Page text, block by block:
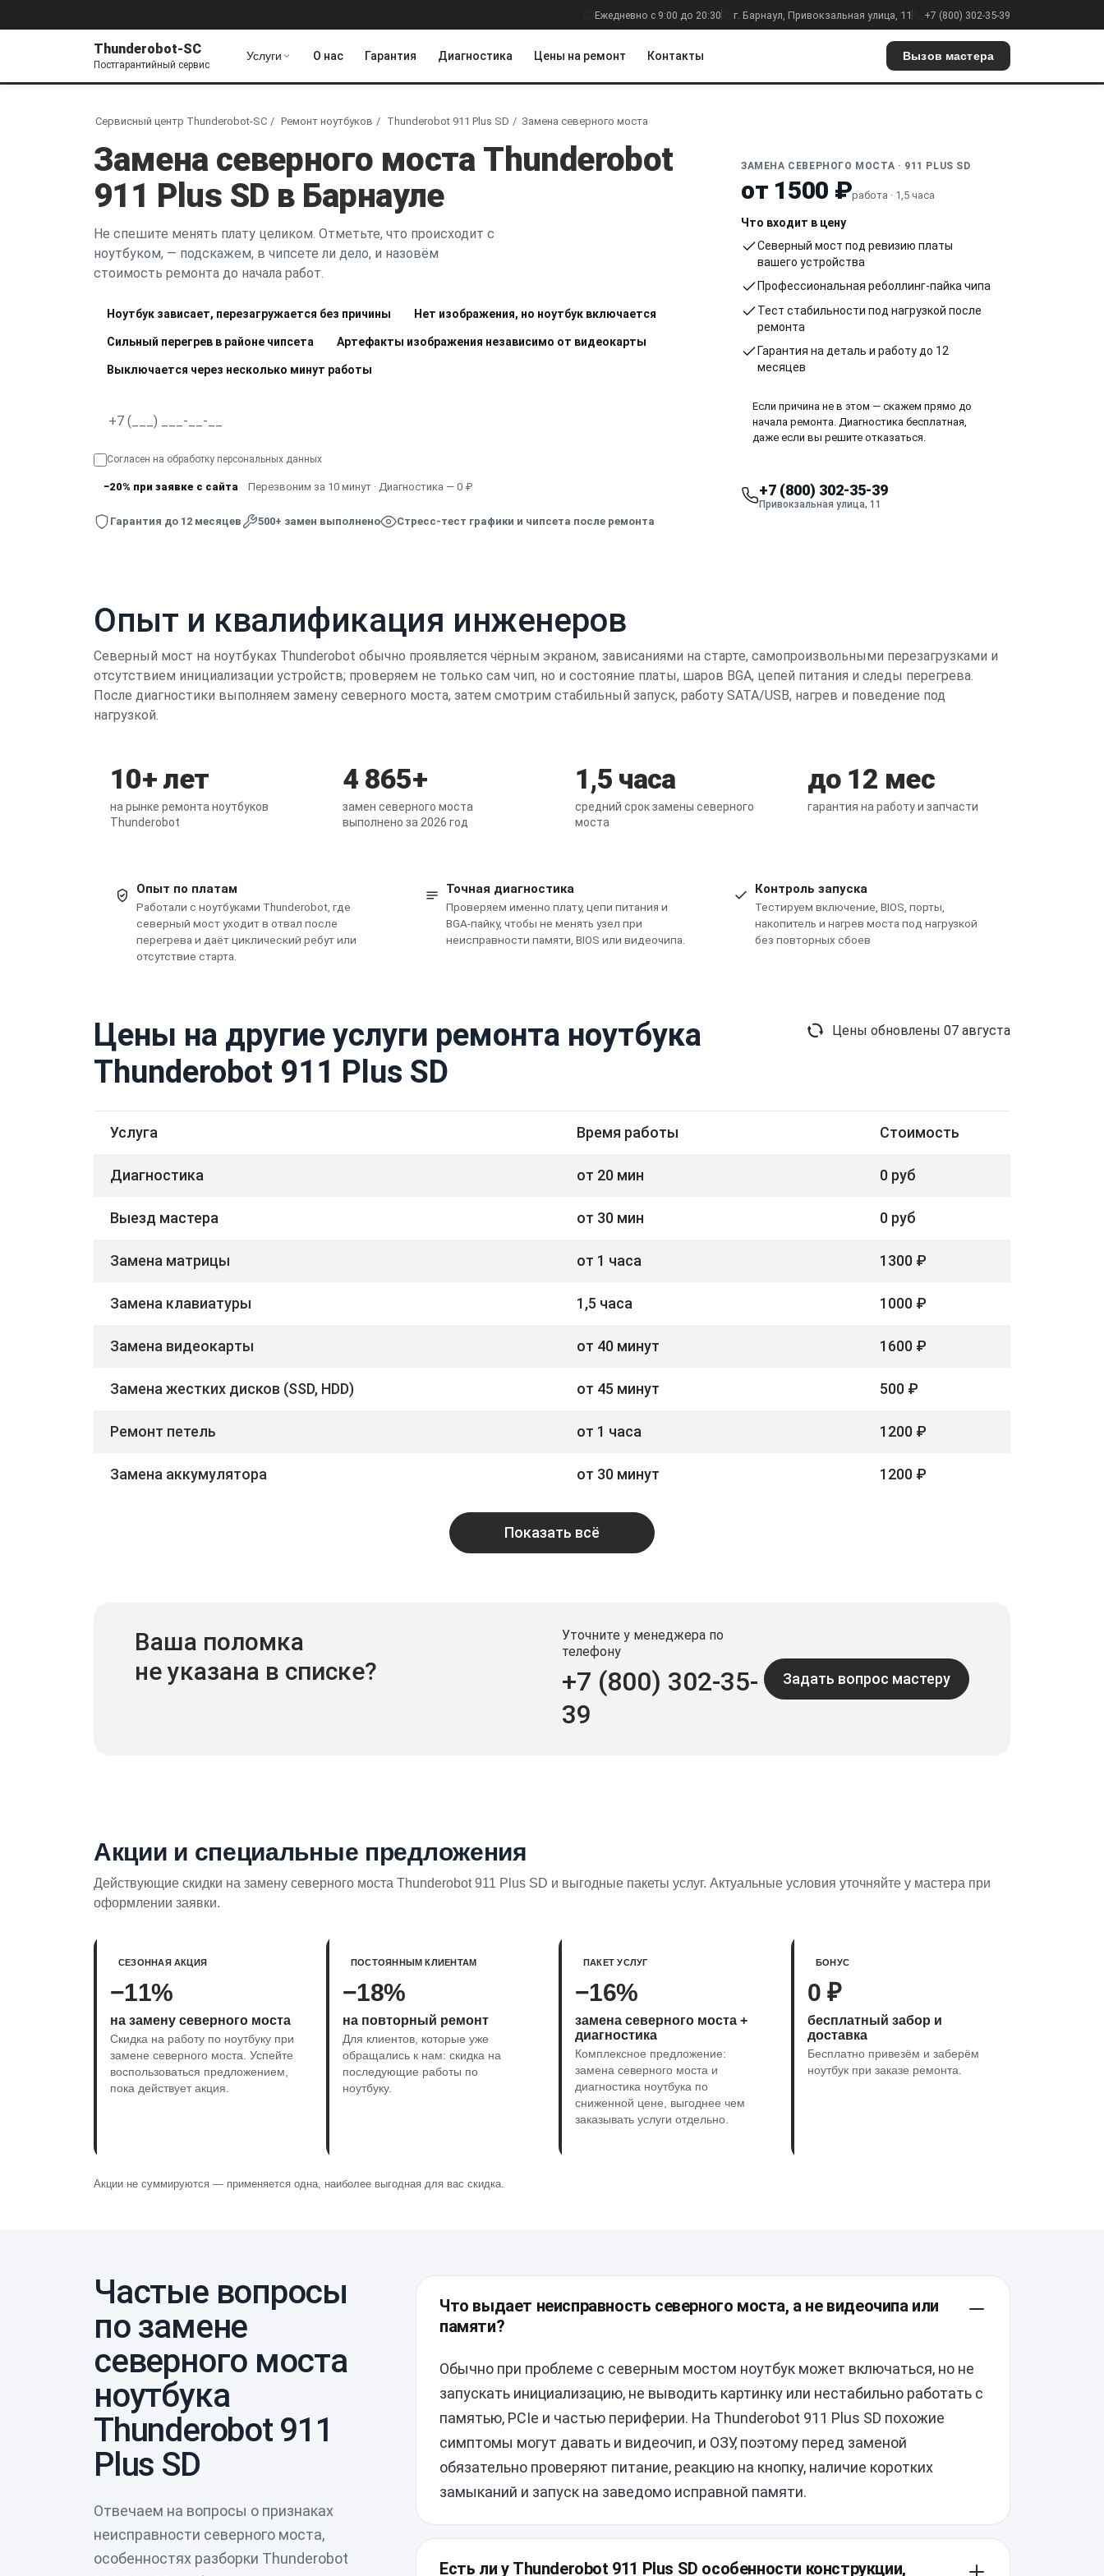
Ежедневно с 9:00 до 20:30 г. Барнаул, Привокзальная улица, 11 +7 (800) 302-35-39
Thunderobot-SC
Постгарантийный сервис
Услуги О нас Гарантия Диагностика Цены на ремонт Контакты Вызов мастера
Сервисный центр Thunderobot-SC Ремонт ноутбуков Thunderobot 911 Plus SD Замена северного моста
Замена северного моста Thunderobot
911 Plus SD в Барнауле
Не спешите менять плату целиком. Отметьте, что происходит с
ноутбуком, — подскажем, в чипсете ли дело, и назовём
стоимость ремонта до начала работ.
Ноутбук зависает, перезагружается без причины Нет изображения, но ноутбук включается
Сильный перегрев в районе чипсета Артефакты изображения независимо от видеокарты
Выключается через несколько минут работы
Согласен на обработку персональных данных
−20% при заявке с сайта Перезвоним за 10 минут · Диагностика — 0 ₽
Гарантия до 12 месяцев 500+ замен выполнено Стресс-тест графики и чипсета после ремонта
ЗАМЕНА СЕВЕРНОГО МОСТА · 911 PLUS SD
от 1500 ₽работа · 1,5 часа
Что входит в цену
Северный мост под ревизию платы
вашего устройства
Профессиональная реболлинг-пайка чипа
Тест стабильности под нагрузкой после
ремонта
Гарантия на деталь и работу до 12
месяцев
Если причина не в этом — скажем прямо до
начала ремонта. Диагностика бесплатная,
даже если вы решите отказаться.
+7 (800) 302-35-39
Привокзальная улица, 11
Опыт и квалификация инженеров
Северный мост на ноутбуках Thunderobot обычно проявляется чёрным экраном, зависаниями на старте, самопроизвольными перезагрузками и
отсутствием инициализации устройств; проверяем не только сам чип, но и состояние платы, шаров BGA, цепей питания и следы перегрева.
После диагностики выполняем замену северного моста, затем смотрим стабильный запуск, работу SATA/USB, нагрев и поведение под
нагрузкой.
10+ лет
на рынке ремонта ноутбуков
Thunderobot
4 865+
замен северного моста
выполнено за 2026 год
1,5 часа
средний срок замены северного
моста
до 12 мес
гарантия на работу и запчасти
Опыт по платам
Работали с ноутбуками Thunderobot, где
северный мост уходит в отвал после
перегрева и даёт циклический ребут или
отсутствие старта.
Точная диагностика
Проверяем именно плату, цепи питания и
BGA-пайку, чтобы не менять узел при
неисправности памяти, BIOS или видеочипа.
Контроль запуска
Тестируем включение, BIOS, порты,
накопитель и нагрев моста под нагрузкой
без повторных сбоев
Цены на другие услуги ремонта ноутбука
Thunderobot 911 Plus SD
Цены обновлены 07 августа
Услуга Время работы Стоимость
Диагностика от 20 мин 0 руб
Выезд мастера от 30 мин 0 руб
Замена матрицы от 1 часа 1300 ₽
Замена клавиатуры 1,5 часа 1000 ₽
Замена видеокарты от 40 минут 1600 ₽
Замена жестких дисков (SSD, HDD) от 45 минут 500 ₽
Ремонт петель от 1 часа 1200 ₽
Замена аккумулятора от 30 минут 1200 ₽
Показать всё
Ваша поломка
не указана в списке?
Уточните у менеджера по
телефону
+7 (800) 302-35-
39
Задать вопрос мастеру
Акции и специальные предложения
Действующие скидки на замену северного моста Thunderobot 911 Plus SD и выгодные пакеты услуг. Актуальные условия уточняйте у мастера при
оформлении заявки.
СЕЗОННАЯ АКЦИЯ
−11%
на замену северного моста
Скидка на работу по ноутбуку при
замене северного моста. Успейте
воспользоваться предложением,
пока действует акция.
ПОСТОЯННЫМ КЛИЕНТАМ
−18%
на повторный ремонт
Для клиентов, которые уже
обращались к нам: скидка на
последующие работы по
ноутбуку.
ПАКЕТ УСЛУГ
−16%
замена северного моста +
диагностика
Комплексное предложение:
замена северного моста и
диагностика ноутбука по
сниженной цене, выгоднее чем
заказывать услуги отдельно.
БОНУС
0 ₽
бесплатный забор и
доставка
Бесплатно привезём и заберём
ноутбук при заказе ремонта.
Акции не суммируются — применяется одна, наиболее выгодная для вас скидка.
Частые вопросы
по замене
северного моста
ноутбука
Thunderobot 911
Plus SD
Отвечаем на вопросы о признаках
неисправности северного моста,
особенностях разборки Thunderobot
Что выдает неисправность северного моста, а не видеочипа или
памяти?
Обычно при проблеме с северным мостом ноутбук может включаться, но не
запускать инициализацию, не выводить картинку или нестабильно работать с
памятью, PCIe и частью периферии. На Thunderobot 911 Plus SD похожие
симптомы могут давать и видеочип, и ОЗУ, поэтому перед заменой
обязательно проверяют питание, реакцию на кнопку, наличие коротких
замыканий и запуск на заведомо исправной памяти.
Есть ли у Thunderobot 911 Plus SD особенности конструкции,